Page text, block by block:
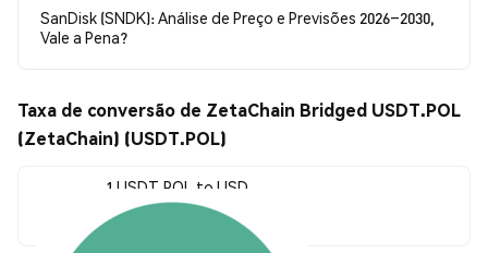
SanDisk (SNDK): Análise de Preço e Previsões 2026–2030,
Vale a Pena?
Taxa de conversão de ZetaChain Bridged USDT.POL
(ZetaChain) (USDT.POL)
1 USDT.POL to USD
$0.989328